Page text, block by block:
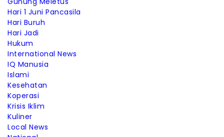
Hari 1 Juni Pancasila
Hari Buruh
Hari Jadi
Hukum
International News
IQ Manusia
Islami
Kesehatan
Koperasi
Krisis Iklim
Kuliner
Local News